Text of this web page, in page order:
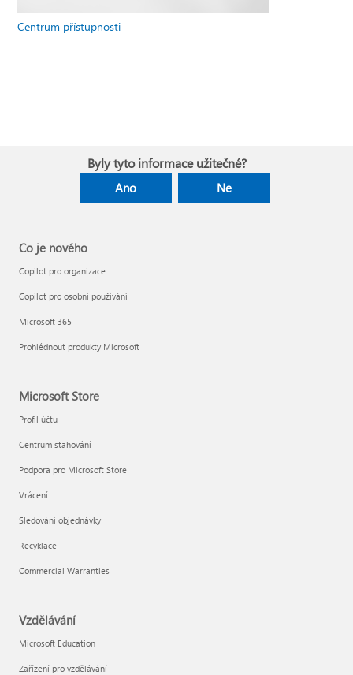
Centrum přístupnosti
Byly tyto informace užitečné?
Ano Ne
Co je nového
Copilot pro organizace
Copilot pro osobní používání
Microsoft 365
Prohlédnout produkty Microsoft
Microsoft Store
Profil účtu
Centrum stahování
Podpora pro Microsoft Store
Vrácení
Sledování objednávky
Recyklace
Commercial Warranties
Vzdělávání
Microsoft Education
Zařízení pro vzdělávání